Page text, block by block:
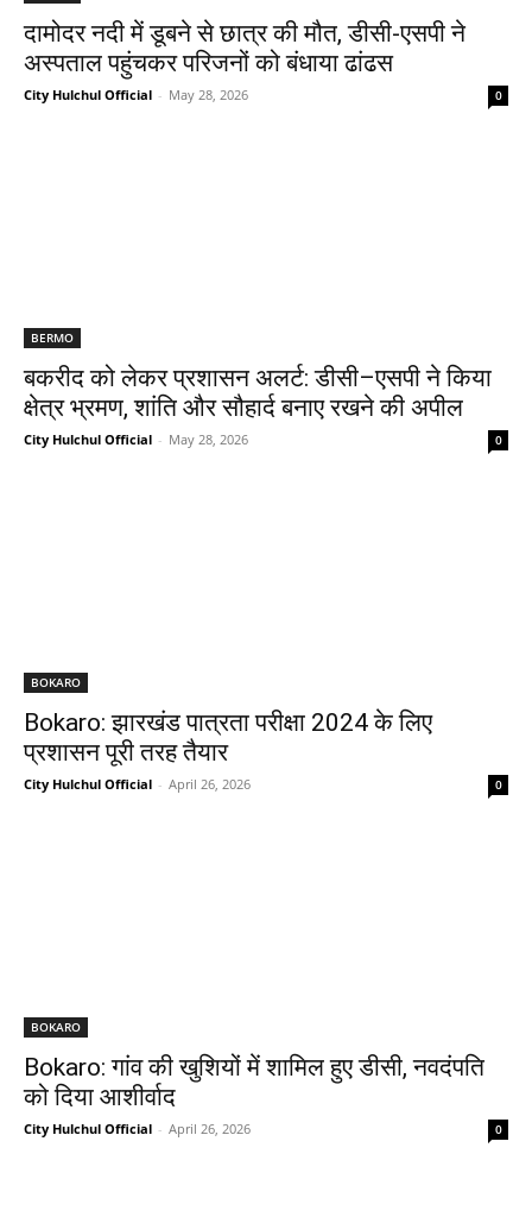
दामोदर नदी में डूबने से छात्र की मौत, डीसी-एसपी ने
अस्पताल पहुंचकर परिजनों को बंधाया ढांढस
City Hulchul Official - May 28, 2026 0
BERMO
बकरीद को लेकर प्रशासन अलर्ट: डीसी–एसपी ने किया
क्षेत्र भ्रमण, शांति और सौहार्द बनाए रखने की अपील
City Hulchul Official - May 28, 2026 0
BOKARO
Bokaro: झारखंड पात्रता परीक्षा 2024 के लिए
प्रशासन पूरी तरह तैयार
City Hulchul Official - April 26, 2026 0
BOKARO
Bokaro: गांव की खुशियों में शामिल हुए डीसी, नवदंपति
को दिया आशीर्वाद
City Hulchul Official - April 26, 2026 0